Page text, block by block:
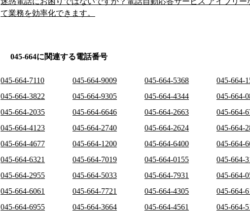
て業務を効率化できます。
045-664に関連する電話番号
045-664-7110 045-664-9009 045-664-5368 045-664-
045-664-3822
045-664-9305 045-664-4344 045-664-
045-664-2035
045-664-6646 045-664-2663 045-664-
045-664-4123
045-664-2740 045-664-2624 045-664-
045-664-4677
045-664-1200 045-664-6400 045-664-
045-664-6321
045-664-7019 045-664-0155 045-664-
045-664-2955
045-664-5033 045-664-7931 045-664-
045-664-6061
045-664-7721 045-664-4305 045-664-
045-664-6955
045-664-3664 045-664-4561 045-664-